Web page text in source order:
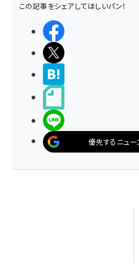
この記事をシェアしてほしいパン！
優先するニュ